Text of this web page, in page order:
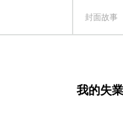
封面故事
我的失